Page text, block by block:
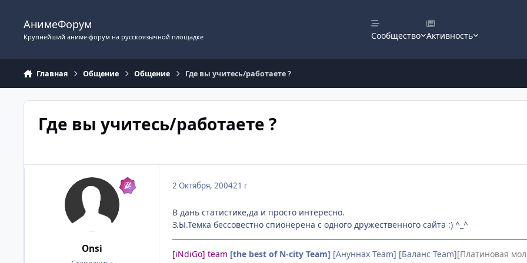
АнимеФорум
Крупнейший аниме-форум на русскоязычной площадке Сообщество Активность
Главная Общение Общение Где вы учитесь/работаете ?
Где вы учитесь/работаете ?
Onsi
2 Октября, 200421 г
В дань статистике,да и просто интересно.
З.Ы.Темка бессовестно спионерена с одного дружественного сайта :) ^_^
[iNdiGo] team [the best of N-city Team] [Ануннах Team] [Баланс Team][Платиновая